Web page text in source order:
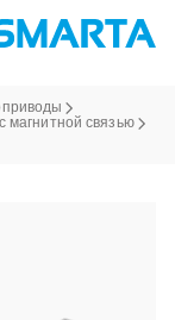
магнитной связью